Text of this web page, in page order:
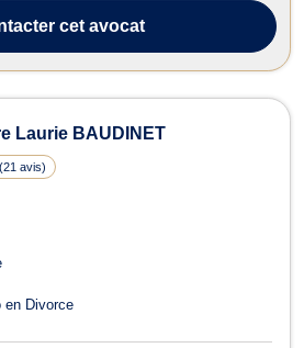
cet avocat
Laurie BAUDINET
(21 avis)
en Divorce